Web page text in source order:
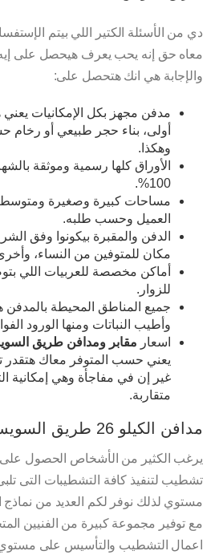
دي من الأسئلة الكتير اللي بيتم
معاه حق إنه يحب يعرف هيحصل على إيه
والإجابة هي انك هتحصل على:
مدفن مجهز بكل الإمكانيات
أولى، بناء حجر طبيعي أو رخام
وهكذا.
الأوراق كلها رسمية وموثقة
100%.
مساحات كبيرة وصغيرة
العميل وحسب طلبه.
الدفن والمقبرة بيكونوا وفق
مكان للمتوفين من النساء،
أماكن مخصصة للعربيات اللي
للزوار.
جميع المناطق المحيطة بالمدفن
وأطيب النباتات ومنها الورود
اسعار مقابر ومدافن طريق
يعني حسب المتوفر معاك هتقدر
غير إن في مفاجأة وهي إمكانية
متقاربة.
مدافن الكيلو 26 طريق السويس
يرغب الكثير من الأشخاص الحصول
تشطيب لتنفيذ كافة التشطيبات التى
مستوي لذلك نوفر لكم العديد من
مع توفير مجموعة كبيرة من الفنيين
اعمال التشطيب والتأسيس على